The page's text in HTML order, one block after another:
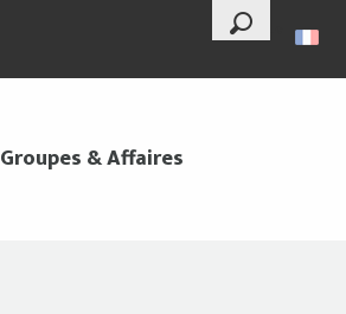
--°
Recherche
Groupes & Affaires